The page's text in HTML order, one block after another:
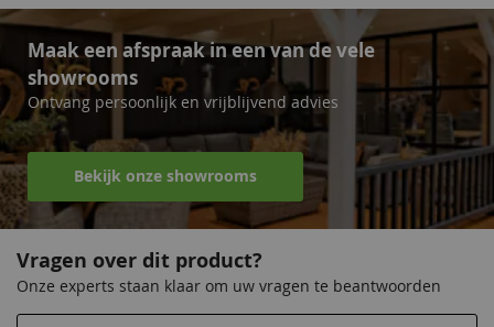
Breedte 595 cm
Lengte 575 cm
Hoogte 263 mm
Maak een afspraak in een van de vele
showrooms
Ontvang persoonlijk en vrijblijvend advies
Bekijk onze showrooms
Vragen over dit product?
Onze experts staan klaar om uw vragen te beantwoorden